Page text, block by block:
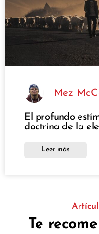
Mez
El profundo
doctrina de la
Leer más
Te